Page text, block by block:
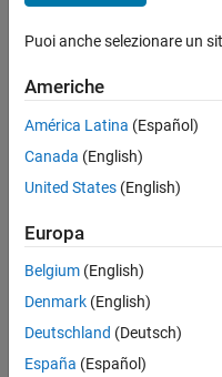
Puoi anche selezionare un
Americhe
América Latina (Español)
Canada (English)
United States (English)
Europa
Belgium (English)
Denmark (English)
Deutschland (Deutsch)
España (Español)
Centro di fiducia
Antipirateria
Stato
© 1994-2026 The